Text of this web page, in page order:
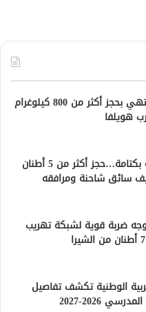
مطاردة بحرية تنتهي بحجز أكثر من 800 كيلوغرام
هويلفا
ضربة أمنية قوية بكتامة…حجز أكثر من 5 أطنان
سائق شاحنة ومرافقه
ضربة قوية لشبكة تهريب
الوطنية تكشف تفاصيل
2026-2027